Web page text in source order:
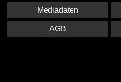
Mediadaten
AGB